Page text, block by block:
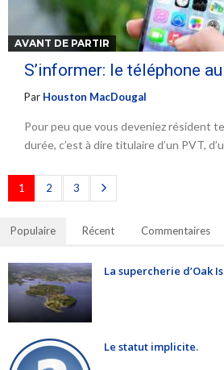
AVANT DE PARTIR
S’informer: le téléphone
Par Houston MacDougal
Pour peu que vous deveniez résident
durée, c’est à dire titulaire d’un PVT,
1 2 3
Populaire Récent Commentaires
La supercherie d’Oak
Le statut implicite.